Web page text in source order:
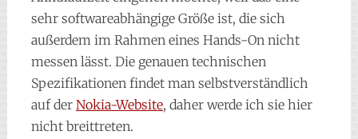
sehr softwareabhängige Größe ist, die sich
außerdem im Rahmen eines Hands-On nicht
messen lässt. Die genauen technischen
Spezifikationen findet man selbstverständlich
auf der Nokia-Website, daher werde ich sie hier
nicht breittreten.